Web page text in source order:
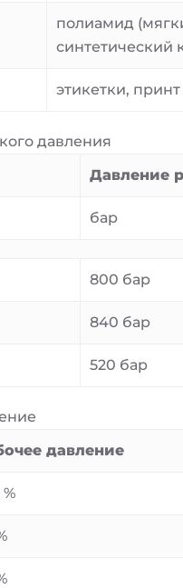
полиамид
синтетический
этикетки,
давления
Давление
бар
800 бар
840 бар
520 бар
давление